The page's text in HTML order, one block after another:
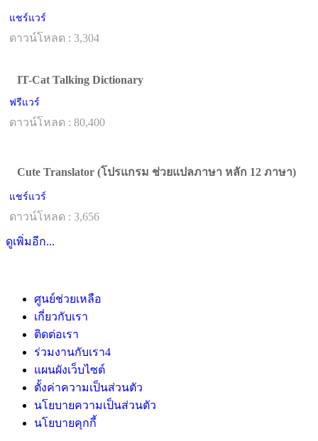
แชร์แวร์
ดาวน์โหลด : 3,304
IT-Cat Talking Dictionary
ฟรีแวร์
ดาวน์โหลด : 80,400
Cute Translator (โปรแกรม ช่วยแปลภาษา หลัก 12 ภาษา)
แชร์แวร์
ดาวน์โหลด : 3,656
ดูเพิ่มอีก...
ศูนย์ช่วยเหลือ
เกี่ยวกับเรา
ติดต่อเรา
ร่วมงานกับเรา4
แผนผังเว็บไซต์
ตั้งค่าความเป็นส่วนตัว
นโยบายความเป็นส่วนตัว
นโยบายคุกกี้